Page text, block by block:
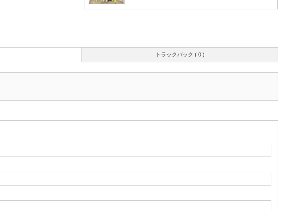
トラックバック ( 0 )